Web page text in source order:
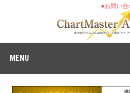
●お問い合
MENU